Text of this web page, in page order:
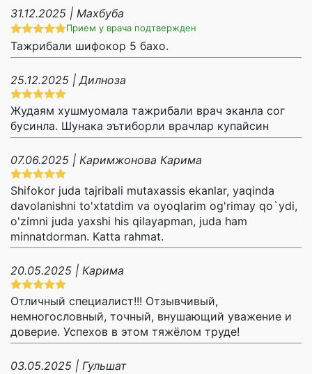
31.12.2025 | Махбуба
Прием у врача подтвержден
Тажрибали шифокор 5 бахо.
25.12.2025 | Дилноза
Жудаям хушмуомала тажрибали врач эканла сог
бусинла. Шунака эътиборли врачлар купайсин
07.06.2025 | Каримжонова Карима
Shifokor juda tajribali mutaxassis ekanlar, yaqinda
davolanishni to'xtatdim va oyoqlarim og'rimay qo`ydi,
o'zimni juda yaxshi his qilayapman, juda ham
minnatdorman. Katta rahmat.
20.05.2025 | Карима
Отличный специалист!!! Отзывчивый,
немногословный, точный, внушающий уважение и
доверие. Успехов в этом тяжёлом труде!
03.05.2025 | Гульшат